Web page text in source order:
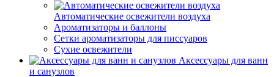
Автоматические освежители воздуха
Ароматизаторы и баллоны
Сетки ароматизаторы для писсуаров
Сухие освежители
Аксессуары для ванн
и санузлов